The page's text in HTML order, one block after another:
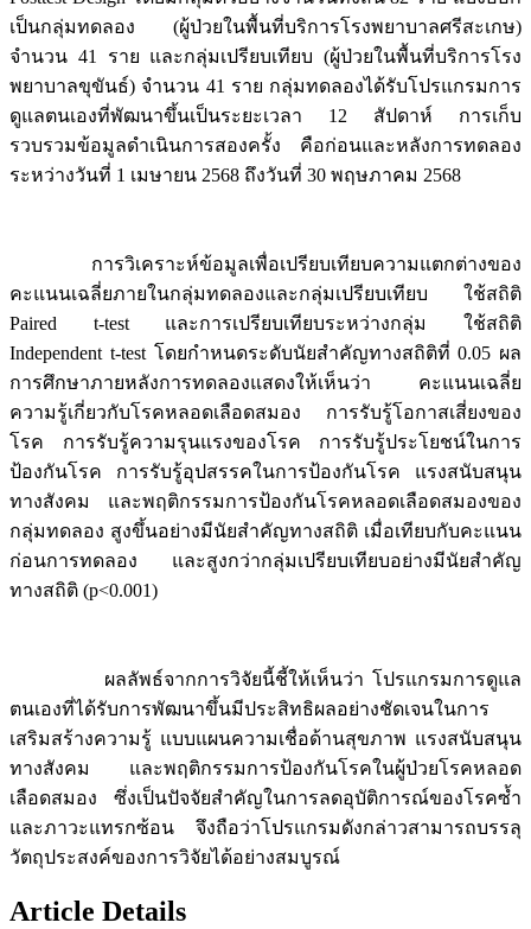
เป็นกลุ่มทดลอง (ผู้ป่วยในพื้นที่บริการโรงพยาบาลศรีสะเกษ)
จำนวน 41 ราย และกลุ่มเปรียบเทียบ (ผู้ป่วยในพื้นที่บริการโรง
พยาบาลขุขันธ์) จำนวน 41 ราย กลุ่มทดลองได้รับโปรแกรมการ
ดูแลตนเองที่พัฒนาขึ้นเป็นระยะเวลา 12 สัปดาห์ การเก็บ
รวบรวมข้อมูลดำเนินการสองครั้ง คือก่อนและหลังการทดลอง
ระหว่างวันที่ 1 เมษายน 2568 ถึงวันที่ 30 พฤษภาคม 2568
การวิเคราะห์ข้อมูลเพื่อเปรียบเทียบความแตกต่างของ
คะแนนเฉลี่ยภายในกลุ่มทดลองและกลุ่มเปรียบเทียบ ใช้สถิติ
Paired t-test และการเปรียบเทียบระหว่างกลุ่ม ใช้สถิติ
Independent t-test โดยกำหนดระดับนัยสำคัญทางสถิติที่ 0.05 ผล
การศึกษาภายหลังการทดลองแสดงให้เห็นว่า คะแนนเฉลี่ย
ความรู้เกี่ยวกับโรคหลอดเลือดสมอง การรับรู้โอกาสเสี่ยงของ
โรค การรับรู้ความรุนแรงของโรค การรับรู้ประโยชน์ในการ
ป้องกันโรค การรับรู้อุปสรรคในการป้องกันโรค แรงสนับสนุน
ทางสังคม และพฤติกรรมการป้องกันโรคหลอดเลือดสมองของ
กลุ่มทดลอง สูงขึ้นอย่างมีนัยสำคัญทางสถิติ เมื่อเทียบกับคะแนน
ก่อนการทดลอง และสูงกว่ากลุ่มเปรียบเทียบอย่างมีนัยสำคัญ
ทางสถิติ (p<0.001)
ผลลัพธ์จากการวิจัยนี้ชี้ให้เห็นว่า โปรแกรมการดูแล
ตนเองที่ได้รับการพัฒนาขึ้นมีประสิทธิผลอย่างชัดเจนในการ
เสริมสร้างความรู้ แบบแผนความเชื่อด้านสุขภาพ แรงสนับสนุน
ทางสังคม และพฤติกรรมการป้องกันโรคในผู้ป่วยโรคหลอด
เลือดสมอง ซึ่งเป็นปัจจัยสำคัญในการลดอุบัติการณ์ของโรคซ้ำ
และภาวะแทรกซ้อน จึงถือว่าโปรแกรมดังกล่าวสามารถบรรลุ
วัตถุประสงค์ของการวิจัยได้อย่างสมบูรณ์
Article Details